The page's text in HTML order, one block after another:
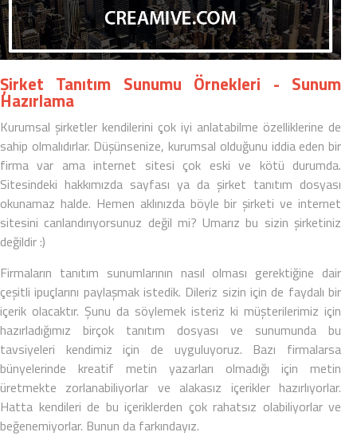
Şirket Tanıtım Sunumu Örnekleri - Sunum
Hazırlama
Kurumsal şirketler kendilerini çok iyi anlatabilme özelliklerine de
sahip olmalıdırlar. Düşünsenize, kurumsal olduğunu iddia eden bir
firma var ama internet sitesi çok eski ve kötü durumda.
Sitesindeki hakkımızda sayfası ya da şirket tanıtım dosyası
okunamaz halde. Hemen aklınızda böyle bir şirketi ve internet
sitesini canlandırıyorsunuz değil mi? Umarız bu sizin şirketiniz
değildir :)
Firmaların tanıtım sunumlarının nasıl olması gerektiğine dair
çeşitli ipuçlarını paylaşmak istedik. Dileriz sizin için de faydalı bir
içerik olacaktır. Şunu da söylemek isteriz ki müşterilerimiz için
hazırladığımız birçok tanıtım dosyası ve sunumunda bu
tavsiyeleri kendimiz için de uyguluyoruz. Bazı firmalarsa
bünyelerinde kreatif metin yazarları olmadığı için metin
üretmekte zorlanabiliyorlar ve alakasız içerikler hazırlıyorlar.
Hatta kendileri de bu içeriklerden çok rahatsız olabiliyorlar ve
beğenemiyorlar. Bunun da farkındayız.